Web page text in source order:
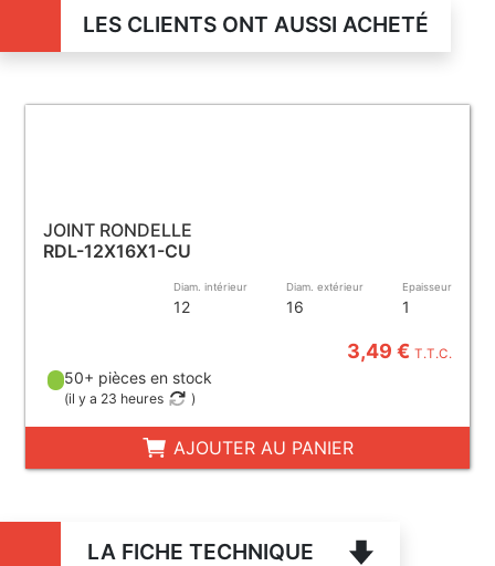
LES CLIENTS ONT AUSSI ACHETÉ
JOINT RONDELLE
RDL-12X16X1-CU
Diam. intérieur
12
Diam. extérieur
16
Epaisseur
1
3,49 €T.T.C.
50+ pièces en stock
(il y a 23 heures )
AJOUTER AU PANIER
LA FICHE TECHNIQUE